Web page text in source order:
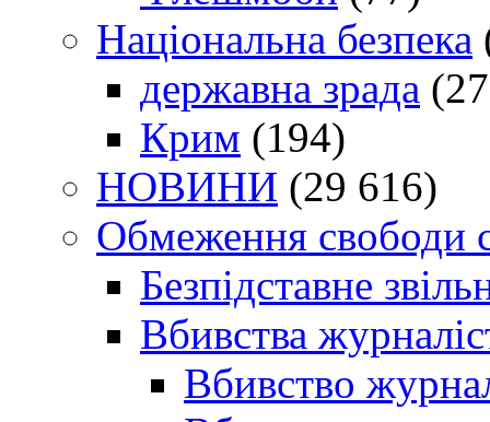
Національна безпека
державна зрада
Крим (194)
НОВИНИ (29 616)
Обмеження свободи
Безпідставне
Вбивства
Вбивство